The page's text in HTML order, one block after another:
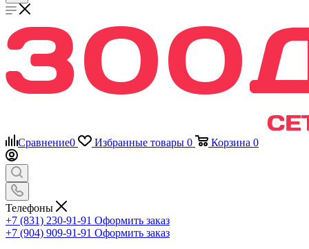
Сравнение0 Избранные товары 0 Корзина 0
Телефоны
+7 (831) 230-91-91 Оформить заказ
+7 (904) 909-91-91 Оформить заказ